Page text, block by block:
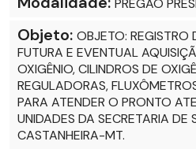
PREGÃO
Objeto: OBJETO: REGISTRO
FUTURA E EVENTUAL
OXIGÊNIO, CILINDROS DE
REGULADORAS,
PARA ATENDER O PRONTO
UNIDADES DA SECRETARIA DE
CASTANHEIRA-MT.